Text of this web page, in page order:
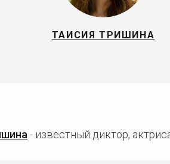
ТАИСИЯ ТРИШИНА
- известный диктор,